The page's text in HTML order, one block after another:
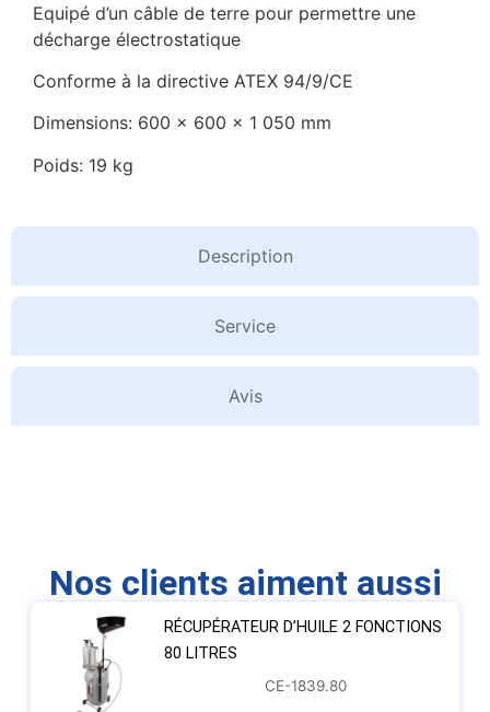
Description
Service
Avis
Equipé d’un câble de terre pour permettre une
décharge électrostatique
Conforme à la directive ATEX 94/9/CE
Dimensions: 600 x 600 x 1 050 mm
Poids: 19 kg
Nos clients aiment aussi
RÉCUPÉRATEUR D’HUILE 2 FONCTIONS
80 LITRES
CE-1839.80